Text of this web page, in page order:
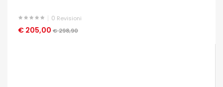
0 Revisioni
€ 205,00 € 298,90
OCCHIATA VELOCE